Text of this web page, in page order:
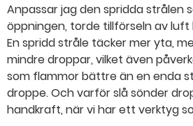
Anpassar jag den spridda strålen
öppningen, torde tillförseln av luft
En spridd stråle täcker mer yta,
mindre droppar, vilket även
som flammor bättre än en enda
droppe. Och varför slå sönder
handkraft, när vi har ett verktyg